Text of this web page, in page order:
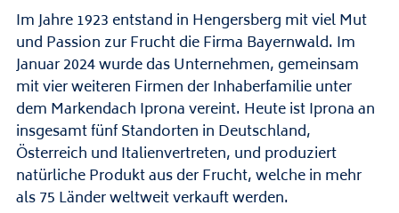
Im Jahre 1923 entstand in Hengersberg mit viel Mut
und Passion zur Frucht die Firma Bayernwald. Im
Januar 2024 wurde das Unternehmen, gemeinsam
mit vier weiteren Firmen der Inhaberfamilie unter
dem Markendach Iprona vereint. Heute ist Iprona an
insgesamt fünf Standorten in Deutschland,
Österreich und Italienvertreten, und produziert
natürliche Produkt aus der Frucht, welche in mehr
als 75 Länder weltweit verkauft werden.